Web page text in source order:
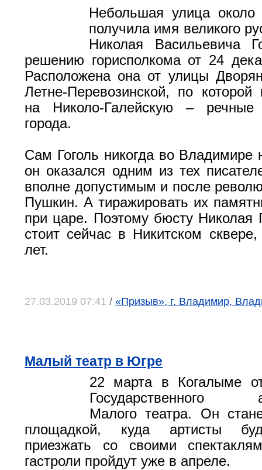
Небольшая улица около
получила имя великого
Николая Васильевича
решению горисполкома от 24
Расположена она от улицы
Летне-Перевозинской, по
на Николо-Галейскую – речные
города.
Сам Гоголь никогда во
он оказался одним из тех
вполне допустимым и после
Пушкин. А тиражировать их
при царе. Поэтому бюсту Николая
стоит сейчас в Никитском
лет.
27.03.2019 07:41 / «Призыв», г. Владимир,
Малый театр в Югре
22 марта в Когалыме
Государственного
Малого театра. Он
площадкой, куда артисты
приезжать со своими
гастроли пройдут уже в апреле.